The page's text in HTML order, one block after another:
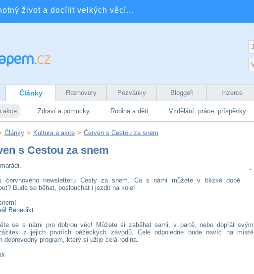
život a docílit velkých věcí...
Články Rozhovory Pozvánky Bloggeři Inzerce
akce Zdraví a pomůcky Rodina a děti Vzdělání, práce, příspěvky
Články > Kultura a akce > Červen s Cestou za snem
s Cestou za snem
červnového newsletteru Cesty za snem. Co s námi můžete v blízké době
Bude se běhat, poslouchat i jezdit na kole!
Benedikt
se s námi pro dobrou věc! Můžete si zaběhat sami, v partě, nebo dopřát svým
z jejich prvních běžeckých závodů. Celé odpoledne bude navíc na místě
doprovodný program, který si užije celá rodina.